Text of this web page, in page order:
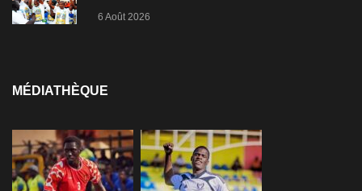
6 Août 2026
MÉDIATHÈQUE